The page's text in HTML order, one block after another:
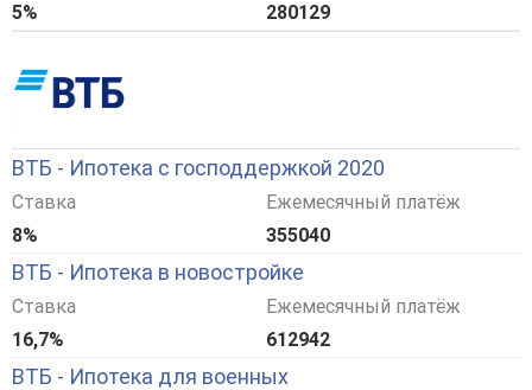
5%
280129
ВТБ - Ипотека с господдержкой 2020
Ставка
8%
Ежемесячный платёж
355040
ВТБ - Ипотека в новостройке
Ставка
16,7%
Ежемесячный платёж
612942
ВТБ - Ипотека для военных